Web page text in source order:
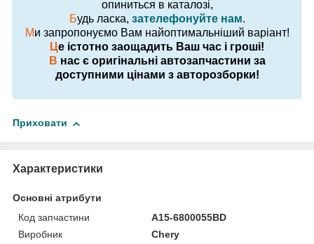
опиниться в каталозі,
Будь ласка, зателефонуйте нам.
Ми запропонуємо Вам найоптимальніший варіант!
Це істотно заощадить Ваш час і гроші!
В нас є оригінальні автозапчастини за
доступними цінами з авторозборки!
Приховати
Характеристики
Основні атрибути
Код запчастини
A15-6800055BD
Виробник
Chery